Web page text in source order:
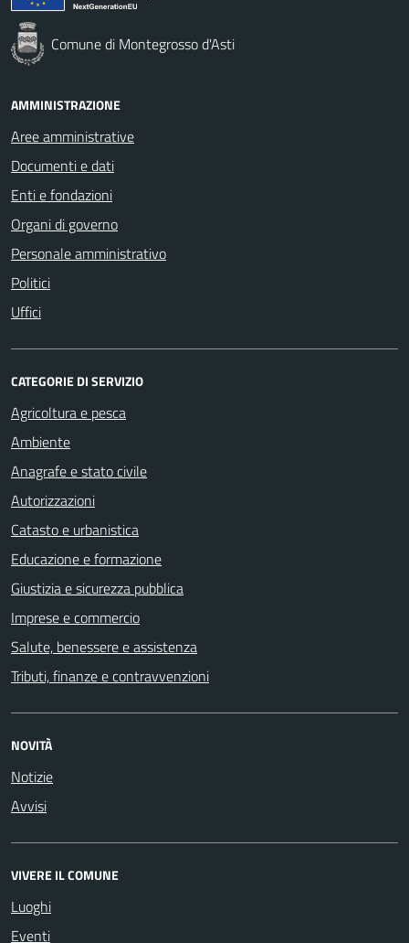
Comune di Montegrosso d'Asti
AMMINISTRAZIONE
Aree amministrative
Documenti e dati
Enti e fondazioni
Organi di governo
Personale amministrativo
Politici
Uffici
CATEGORIE DI SERVIZIO
Agricoltura e pesca
Ambiente
Anagrafe e stato civile
Autorizzazioni
Catasto e urbanistica
Educazione e formazione
Giustizia e sicurezza pubblica
Imprese e commercio
Salute, benessere e assistenza
Tributi, finanze e contravvenzioni
NOVITÀ
Notizie
Avvisi
VIVERE IL COMUNE
Luoghi
Eventi